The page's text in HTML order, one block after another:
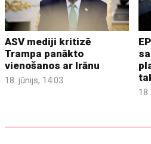
ASV mediji kritizē
Trampa panākto
vienošanos ar Irānu
18. jūnijs, 14:03